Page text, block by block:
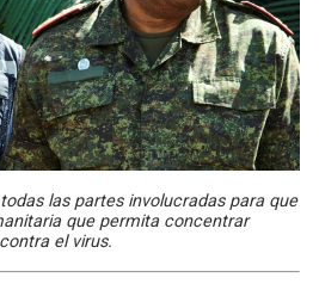
las partes involucradas para que
que permita concentrar
el virus.